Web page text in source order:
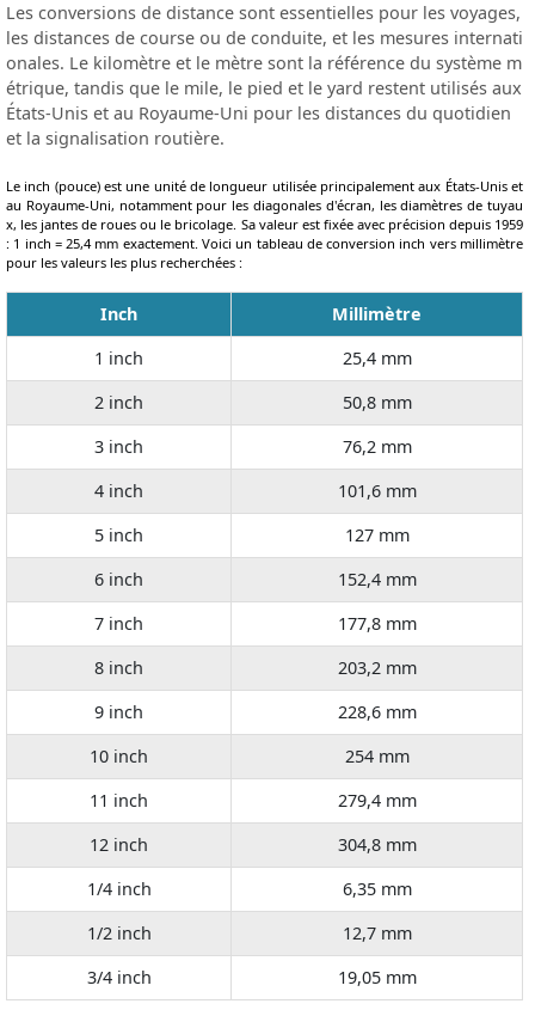
Les conversions de distance sont essentielles pour les voyages,
les distances de course ou de conduite, et les mesures internati
onales. Le kilomètre et le mètre sont la référence du système m
étrique, tandis que le mile, le pied et le yard restent utilisés aux
États-Unis et au Royaume-Uni pour les distances du quotidien
et la signalisation routière.
Le inch (pouce) est une unité de longueur utilisée principalement aux États-Unis et
au Royaume-Uni, notamment pour les diagonales d'écran, les diamètres de tuyau
x, les jantes de roues ou le bricolage. Sa valeur est fixée avec précision depuis 1959
: 1 inch = 25,4 mm exactement. Voici un tableau de conversion inch vers millimètre
pour les valeurs les plus recherchées :
Inch
Millimètre
1 inch
25,4 mm
2 inch
50,8 mm
3 inch
76,2 mm
4 inch
101,6 mm
5 inch
127 mm
6 inch
152,4 mm
7 inch
177,8 mm
8 inch
203,2 mm
9 inch
228,6 mm
10 inch
254 mm
11 inch
279,4 mm
12 inch
304,8 mm
1/4 inch
6,35 mm
1/2 inch
12,7 mm
3/4 inch
19,05 mm